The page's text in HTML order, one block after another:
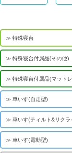
特殊寝台
特殊寝台付属品(その他)
特殊寝台付属品(マット
車いす(自走型)
車いす(ティルト&リクラ
車いす(電動型)